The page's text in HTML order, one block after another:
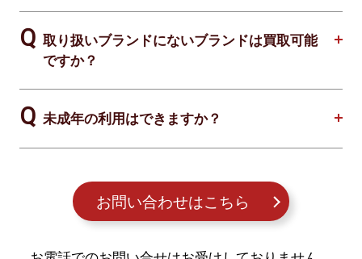
取り扱いブランドにないブランドは買取可能
ですか？
未成年の利用はできますか？
お問い合わせはこちら